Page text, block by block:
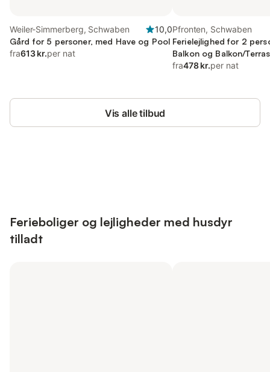
Weiler-Simmerberg, Schwaben
10,0
Gård for 5 personer, med Have og Pool
fra613 kr.per nat
Pfronten, Schwaben
Ferielejlighed for 2
Balkon og Balkon/
fra478 kr.per nat
Vis alle tilbud
Ferieboliger og lejligheder med husdyr
tilladt